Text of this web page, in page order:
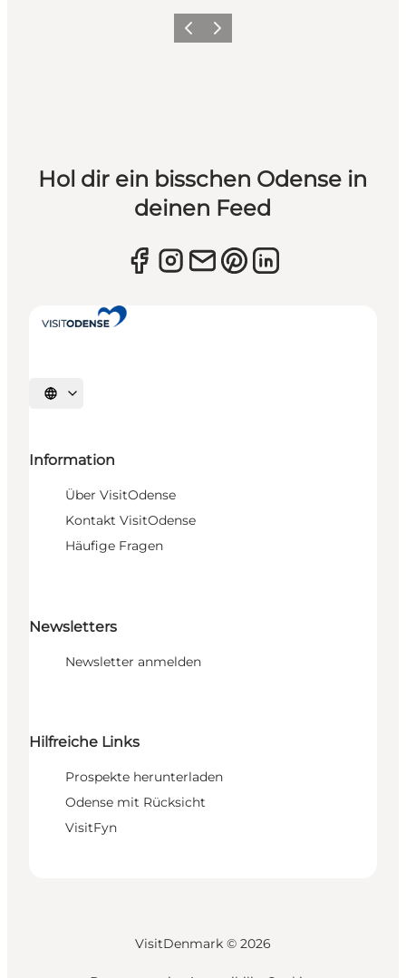
ZurückWeiter
Hol dir ein bisschen Odense in
deinen Feed
Sprache auswählen
Information
Über VisitOdense
Kontakt VisitOdense
Häufige Fragen
Newsletters
Newsletter anmelden
Hilfreiche Links
Prospekte herunterladen
Odense mit Rücksicht
VisitFyn
VisitDenmark © 2026